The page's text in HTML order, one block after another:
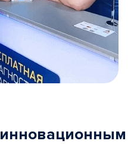
инновационным